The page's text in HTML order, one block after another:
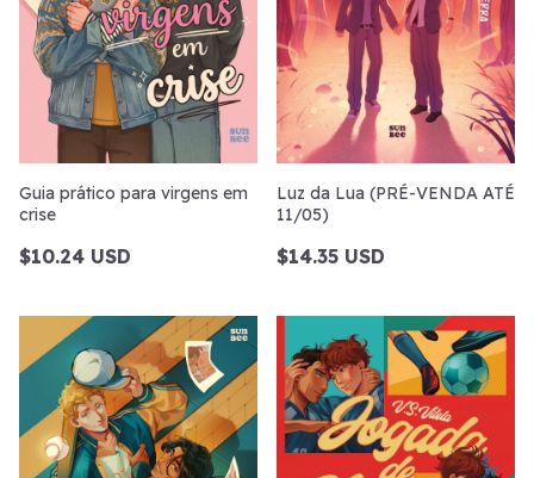
Guia prático para virgens em
crise
$10.24 USD
Luz da Lua (PRÉ-VENDA ATÉ
11/05)
$14.35 USD